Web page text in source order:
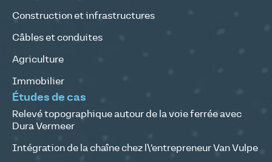
Construction et infrastructures
Câbles et conduites
Agriculture
Immobilier
Études de cas
Relevé topographique autour de la voie ferrée avec
Dura Vermeer
Intégration de la chaîne chez l\’entrepreneur Van Vulpe